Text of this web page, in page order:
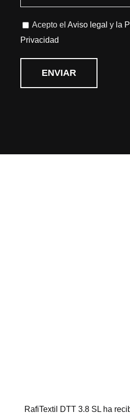
Acepto elAviso legal y la
Privacidad
RafiTextil DTT 3.8 SL ha